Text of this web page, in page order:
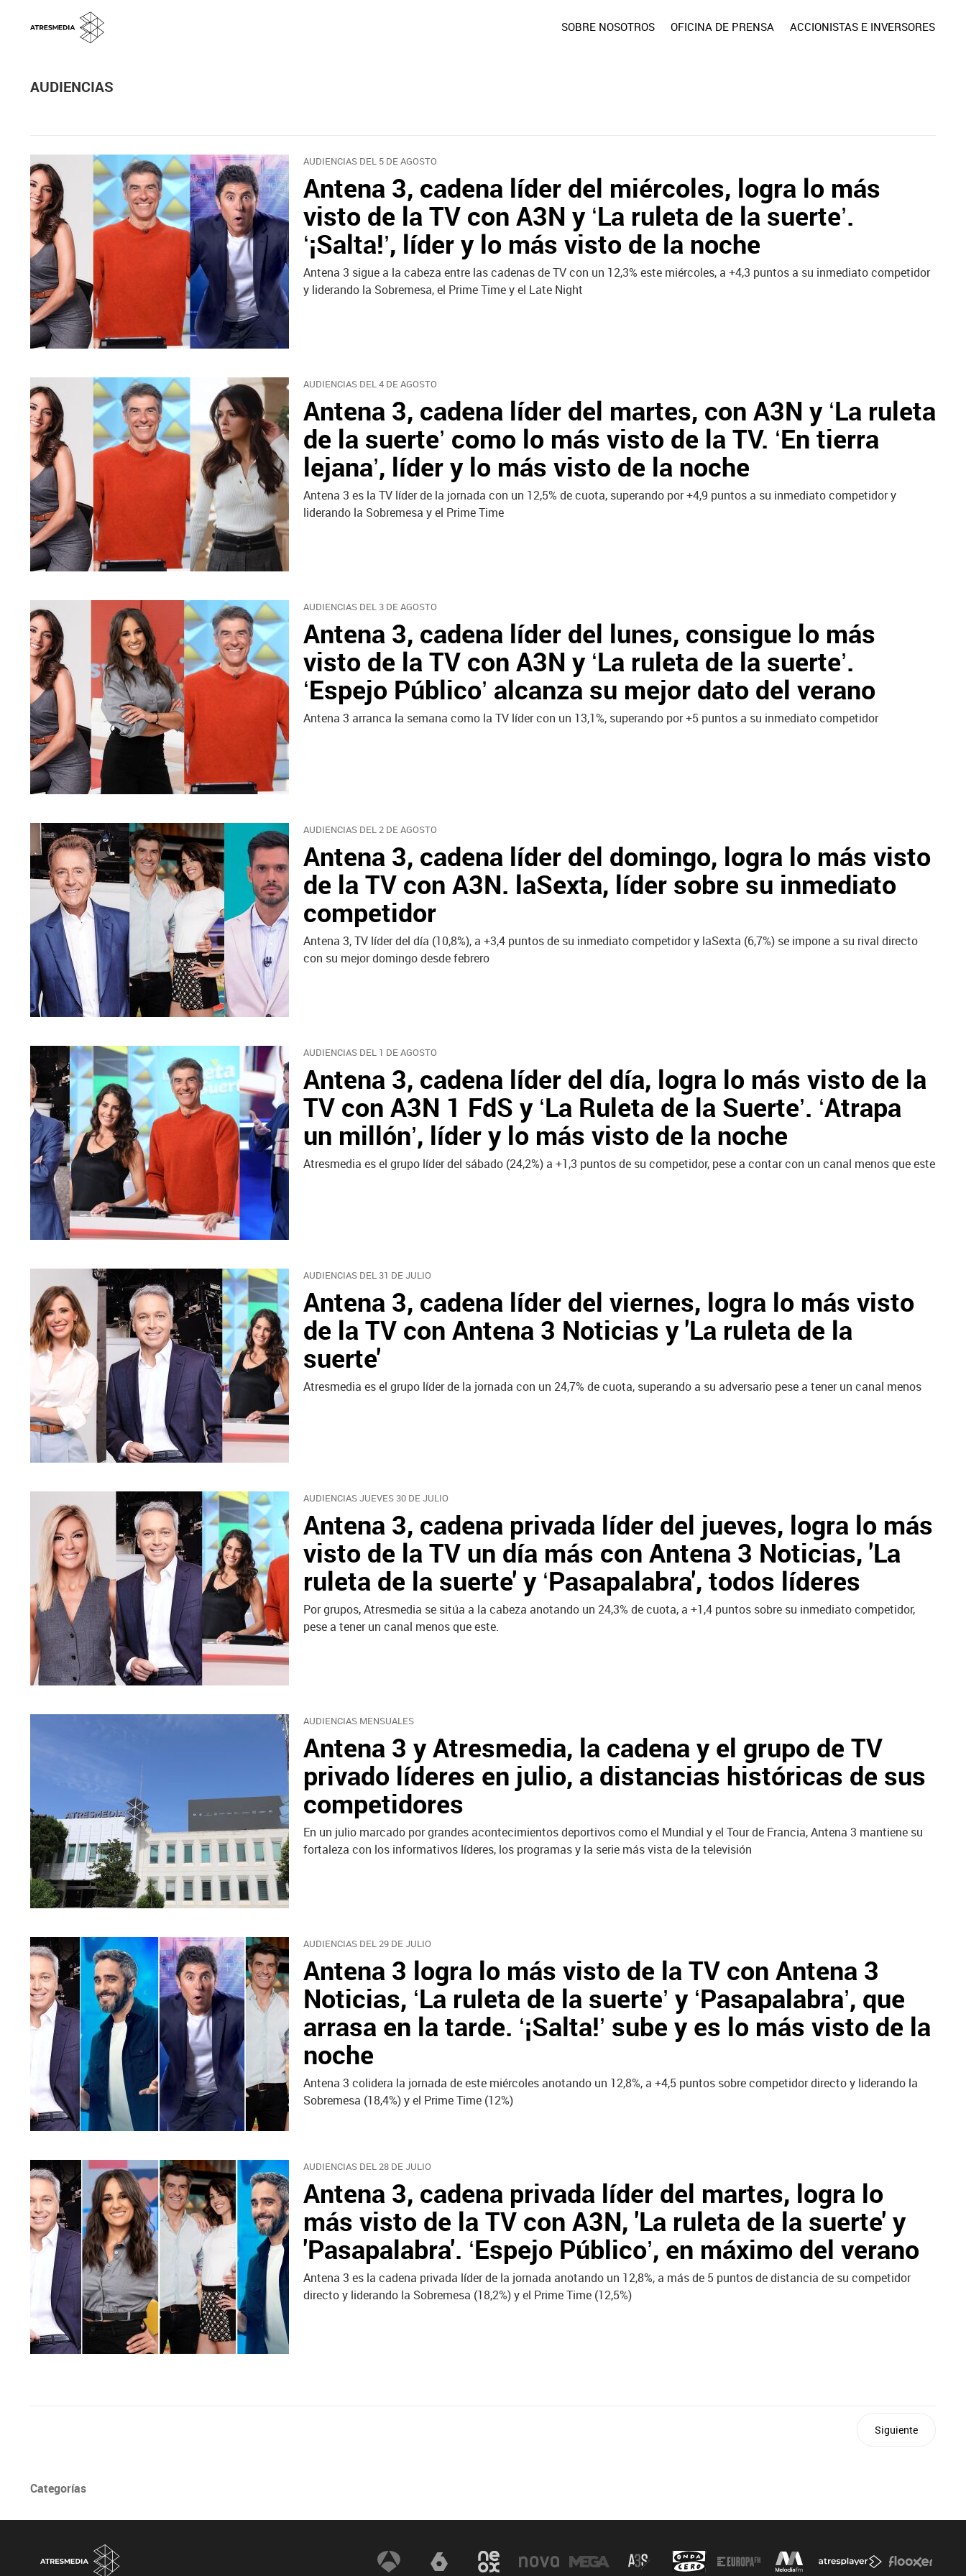
SOBRE NOSOTROS OFICINA DE PRENSA ACCIONISTAS E INVERSORES
AUDIENCIAS
AUDIENCIAS DEL 5 DE AGOSTO
Antena 3, cadena líder del miércoles, logra lo más
visto de la TV con A3N y ‘La ruleta de la suerte’.
‘¡Salta!’, líder y lo más visto de la noche
Antena 3 sigue a la cabeza entre las cadenas de TV con un 12,3% este miércoles, a +4,3 puntos a su inmediato competidor
y liderando la Sobremesa, el Prime Time y el Late Night
AUDIENCIAS DEL 4 DE AGOSTO
Antena 3, cadena líder del martes, con A3N y ‘La ruleta
de la suerte’ como lo más visto de la TV. ‘En tierra
lejana’, líder y lo más visto de la noche
Antena 3 es la TV líder de la jornada con un 12,5% de cuota, superando por +4,9 puntos a su inmediato competidor y
liderando la Sobremesa y el Prime Time
AUDIENCIAS DEL 3 DE AGOSTO
Antena 3, cadena líder del lunes, consigue lo más
visto de la TV con A3N y ‘La ruleta de la suerte’.
‘Espejo Público’ alcanza su mejor dato del verano
Antena 3 arranca la semana como la TV líder con un 13,1%, superando por +5 puntos a su inmediato competidor
AUDIENCIAS DEL 2 DE AGOSTO
Antena 3, cadena líder del domingo, logra lo más visto
de la TV con A3N. laSexta, líder sobre su inmediato
competidor
Antena 3, TV líder del día (10,8%), a +3,4 puntos de su inmediato competidor y laSexta (6,7%) se impone a su rival directo
con su mejor domingo desde febrero
AUDIENCIAS DEL 1 DE AGOSTO
Antena 3, cadena líder del día, logra lo más visto de la
TV con A3N 1 FdS y ‘La Ruleta de la Suerte’. ‘Atrapa
un millón’, líder y lo más visto de la noche
Atresmedia es el grupo líder del sábado (24,2%) a +1,3 puntos de su competidor, pese a contar con un canal menos que este
AUDIENCIAS DEL 31 DE JULIO
Antena 3, cadena líder del viernes, logra lo más visto
de la TV con Antena 3 Noticias y 'La ruleta de la
suerte'
Atresmedia es el grupo líder de la jornada con un 24,7% de cuota, superando a su adversario pese a tener un canal menos
AUDIENCIAS JUEVES 30 DE JULIO
Antena 3, cadena privada líder del jueves, logra lo más
visto de la TV un día más con Antena 3 Noticias, 'La
ruleta de la suerte' y ‘Pasapalabra', todos líderes
Por grupos, Atresmedia se sitúa a la cabeza anotando un 24,3% de cuota, a +1,4 puntos sobre su inmediato competidor,
pese a tener un canal menos que este.
AUDIENCIAS MENSUALES
Antena 3 y Atresmedia, la cadena y el grupo de TV
privado líderes en julio, a distancias históricas de sus
competidores
En un julio marcado por grandes acontecimientos deportivos como el Mundial y el Tour de Francia, Antena 3 mantiene su
fortaleza con los informativos líderes, los programas y la serie más vista de la televisión
AUDIENCIAS DEL 29 DE JULIO
Antena 3 logra lo más visto de la TV con Antena 3
Noticias, ‘La ruleta de la suerte’ y ‘Pasapalabra’, que
arrasa en la tarde. ‘¡Salta!’ sube y es lo más visto de la
noche
Antena 3 colidera la jornada de este miércoles anotando un 12,8%, a +4,5 puntos sobre competidor directo y liderando la
Sobremesa (18,4%) y el Prime Time (12%)
AUDIENCIAS DEL 28 DE JULIO
Antena 3, cadena privada líder del martes, logra lo
más visto de la TV con A3N, 'La ruleta de la suerte' y
'Pasapalabra'. ‘Espejo Público’, en máximo del verano
Antena 3 es la cadena privada líder de la jornada anotando un 12,8%, a más de 5 puntos de distancia de su competidor
directo y liderando la Sobremesa (18,2%) y el Prime Time (12,5%)
Siguiente
Categorías